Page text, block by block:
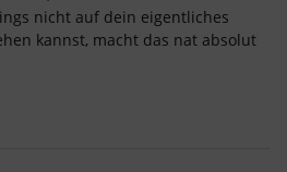
nicht auf dein eigentliches
kannst, macht das nat absolut